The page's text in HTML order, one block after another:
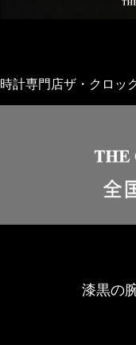
時計専門店ザ・クロッ
漆黒の